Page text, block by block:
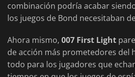
combinación podría acabar
los juegos de Bond necesitaban
Ahora mismo, 007 First Light
de acción más prometedores del
todo para los jugadores que